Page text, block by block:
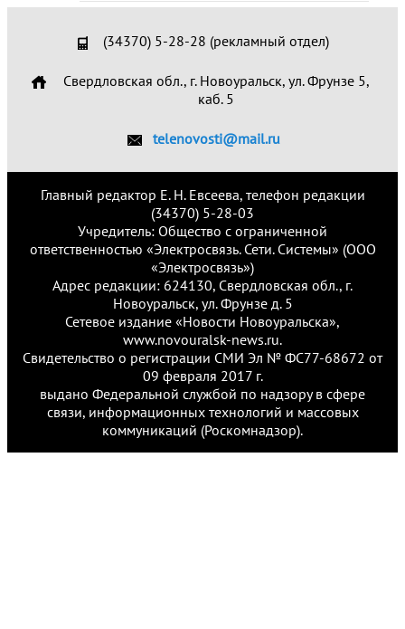
(34370) 5-28-28 (рекламный отдел)
Свердловская обл., г. Новоуральск, ул. Фрунзе 5,
каб. 5
telenovosti@mail.ru
Главный редактор Е. Н. Евсеева, телефон редакции
(34370) 5-28-03
Учредитель: Общество с ограниченной
ответственностью «Электросвязь. Сети. Системы» (ООО
«Электросвязь»)
Адрес редакции: 624130, Свердловская обл., г.
Новоуральск, ул. Фрунзе д. 5
Сетевое издание «Новости Новоуральска»,
www.novouralsk-news.ru.
Свидетельство о регистрации СМИ Эл № ФС77-68672 от
09 февраля 2017 г.
выдано Федеральной службой по надзору в сфере
связи, информационных технологий и массовых
коммуникаций (Роскомнадзор).